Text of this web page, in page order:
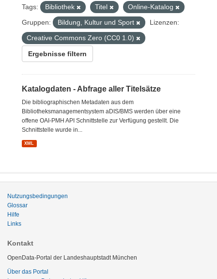
Tags: Bibliothek Titel
Online-Katalog
Gruppen:
Bildung, Kultur und Sport
Lizenzen:
Creative Commons Zero (CC0 1.0)
Ergebnisse filtern
Katalogdaten - Abfrage aller Titelsätze
Die bibliographischen Metadaten aus dem
Bibliotheksmanagementsystem aDIS/BMS werden über eine
offene OAI-PMH API Schnittstelle zur Verfügung gestellt. Die
Schnittstelle wurde in...
XML
Nutzungsbedingungen
Glossar
Hilfe
Links
Kontakt
OpenData-Portal der Landeshauptstadt München
Über das Portal